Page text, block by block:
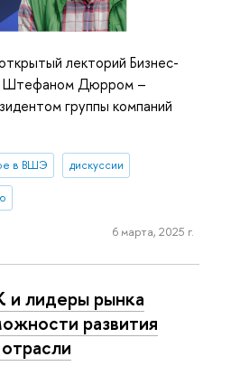
лекторий Бизнес-
Штефаном Дюрром –
группы компаний
в ВШЭ дискуссии
6 марта, 2025 г.
лидеры рынка
развития